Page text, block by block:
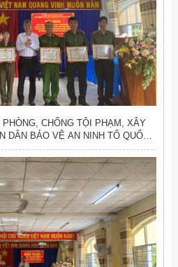
CHỐNG TỘI PHẠM, XÂY
DÂN BẢO VỆ AN NINH TỔ QUỐC